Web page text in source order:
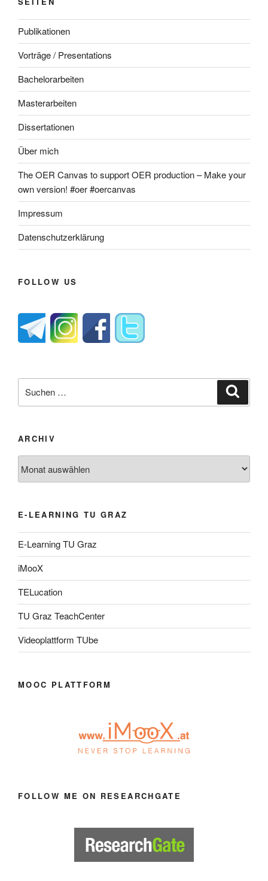
Publikationen
Vorträge / Presentations
Bachelorarbeiten
Masterarbeiten
Dissertationen
Über mich
The OER Canvas to support OER production – Make your
own version! #oer #oercanvas
Impressum
Datenschutzerklärung
FOLLOW US
nach:
ARCHIV
E-LEARNING TU GRAZ
E-Learning TU Graz
iMooX
TELucation
TU Graz TeachCenter
Videoplattform TUbe
MOOC PLATTFORM
FOLLOW ME ON RESEARCHGATE